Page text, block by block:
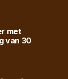
met
van 30